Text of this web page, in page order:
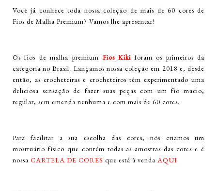
Você já conhece toda nossa coleção de mais de 60 cores de
Fios de Malha Premium? Vamos lhe apresentar!
Os fios de malha premium Fios Kiki foram os primeiros da
categoria no Brasil. Lançamos nossa coleção em 2018 e, desde
então, as crocheteiras e crocheteiros têm experimentado uma
deliciosa sensação de fazer suas peças com um fio macio,
regular, sem emenda nenhuma e com mais de 60 cores.
Para facilitar a sua escolha das cores, nós criamos um
mostruário físico que contém todas as amostras das cores e é
nossa CARTELA DE CORES que está à venda AQUI